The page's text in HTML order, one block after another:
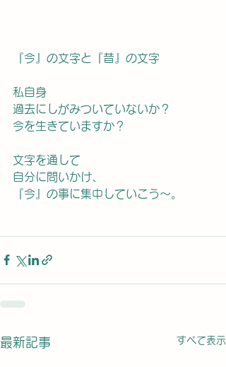
『今』の文字と『昔』の文字
私自身
過去にしがみついていないか？
今を生きていますか？
文字を通して
自分に問いかけ、
『今』の事に集中していこう〜。
最新記事 すべて表示